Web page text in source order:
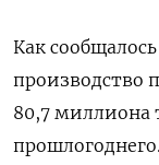
Как
производство
80,7 миллиона